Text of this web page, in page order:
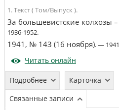
1. Текст ( Том/Выпуск ).
За большевистские колхозы =
1936-1952.
1941, № 143 (16 ноября). —1941
Читать онлайн
Подробнее Карточка
Связанные записи